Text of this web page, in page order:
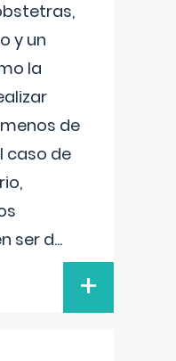
y un
la
de
caso de
ser d...
+